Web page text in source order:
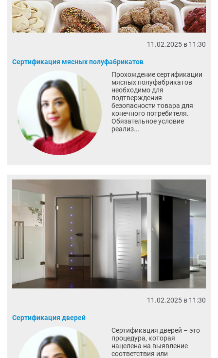
11.02.2025 в 11:30
Сертификация мясных полуфабрикатов
Прохождение сертификации
мясных полуфабрикатов
необходимо для
подтверждения
безопасности товара для
конечного потребителя.
Обязательное условие
реализ...
11.02.2025 в 11:30
Сертификация дверей
Сертификация дверей – это
процедура, которая
нацелена на выявление
соответствия или